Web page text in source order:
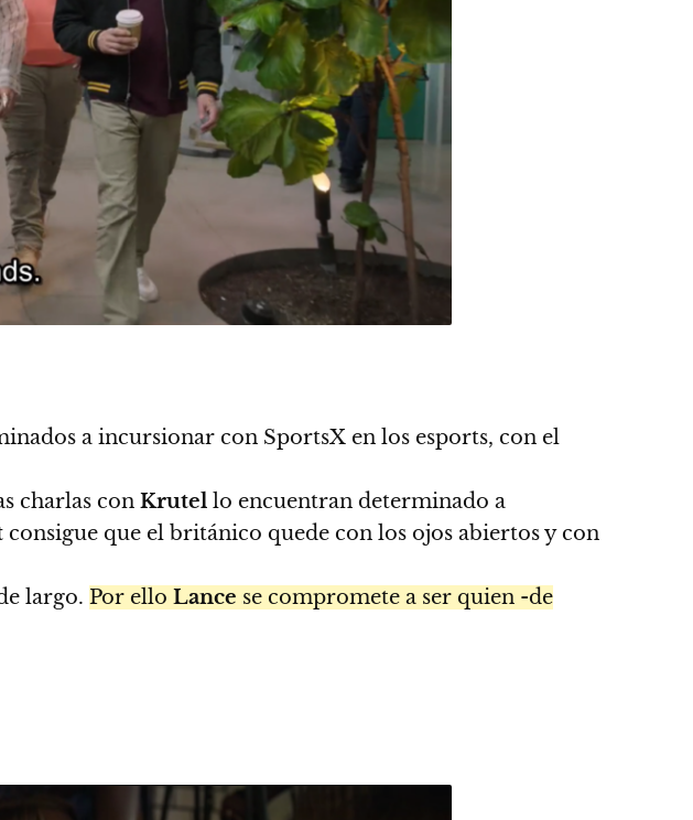
a incursionar con SportsX en los esports, con el
charlas con Krutel lo encuentran determinado a
consigue que el británico quede con los ojos abiertos y con
largo. Por ello Lance se compromete a ser quien -de